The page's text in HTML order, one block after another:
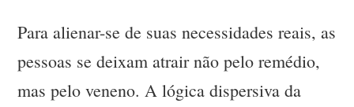
Para alienar-se de suas necessidades reais, as
pessoas se deixam atrair não pelo remédio,
mas pelo veneno. A lógica dispersiva da